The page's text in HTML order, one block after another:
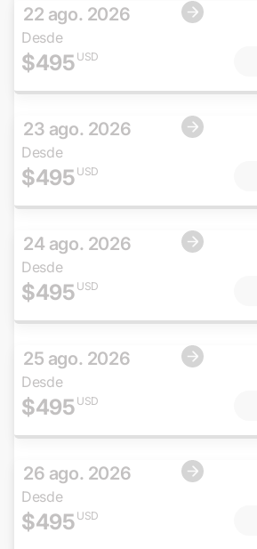
22 ago. 2026
Desde
$495 USD
23 ago. 2026
Desde
$495 USD
24 ago. 2026
Desde
$495 USD
25 ago. 2026
Desde
$495 USD
26 ago. 2026
Desde
$495 USD